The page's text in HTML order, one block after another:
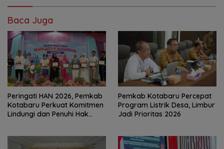
Baca Juga
Peringati HAN 2026, Pemkab
Kotabaru Perkuat Komitmen
Lindungi dan Penuhi Hak
Pemkab Kotabaru Percepat
Program Listrik Desa, Limbur
Jadi Prioritas 2026